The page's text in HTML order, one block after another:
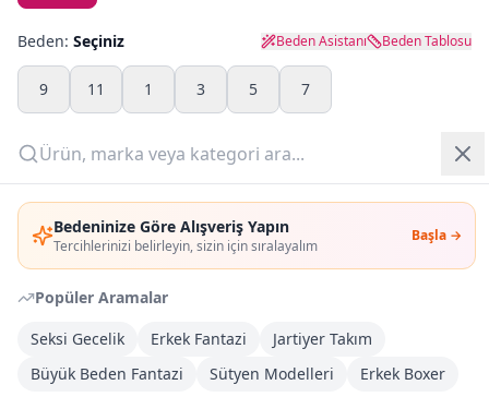
Bedeninize Göre Alışveriş Yapın
Tercihlerinizi belirleyin, sizin için sıralayalım
Başla →
Popüler Aramalar
Seksi Gecelik
Erkek Fantazi
Jartiyer Takım
Büyük Beden Fantazi
Sütyen Modelleri Erkek Boxer
Kampanyalar
Yeni Gelenler
OUTLET
Giriş Yap
Üye Ol
Beden: Seçiniz Beden Asistanı Beden Tablosu
9 11 1 3 5 7
Adet:
Sepete Ekle
Şimdi Al
DHL Kargoya Teslim
Bugün kargoda( 6 saat 33 dk)